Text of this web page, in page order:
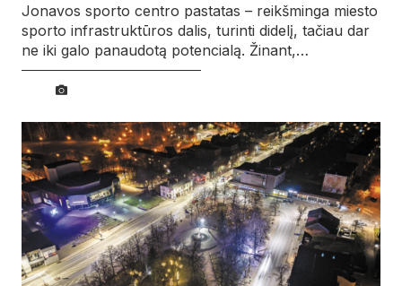
Jonavos sporto centro pastatas – reikšminga miesto
sporto infrastruktūros dalis, turinti didelį, tačiau dar
ne iki galo panaudotą potencialą. Žinant,…